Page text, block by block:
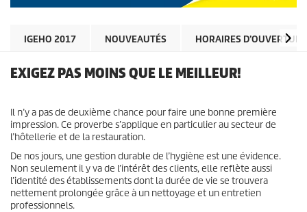
IGEHO 2017 NOUVEAUTÉS HORAIRES D’OUVERTURE
EXIGEZ PAS MOINS QUE LE MEILLEUR!
Il n’y a pas de deuxième chance pour faire une bonne première
impression. Ce proverbe s’applique en particulier au secteur de
l’hôtellerie et de la restauration.
De nos jours, une gestion durable de l’hygiène est une évidence.
Non seulement il y va de l’intérêt des clients, elle reflète aussi
l’identité des établissements dont la durée de vie se trouvera
nettement prolongée grâce à un nettoyage et un entretien
professionnels.